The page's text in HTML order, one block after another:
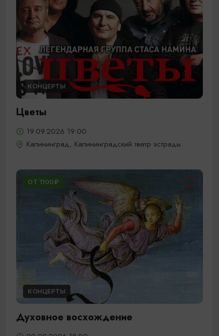
КОНЦЕРТЫ
Цветы
19.09.2026 19:00
Калининград, Калининградский театр эстрады
ОТ 1100₽
КОНЦЕРТЫ
Духовное восхождение